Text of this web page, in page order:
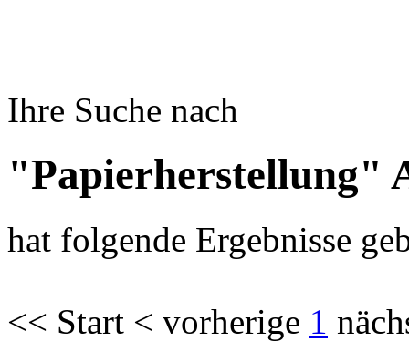
Ihre Suche nach
"Papierherstellung"
hat folgende Ergebnisse
<< Start < vorherige 1